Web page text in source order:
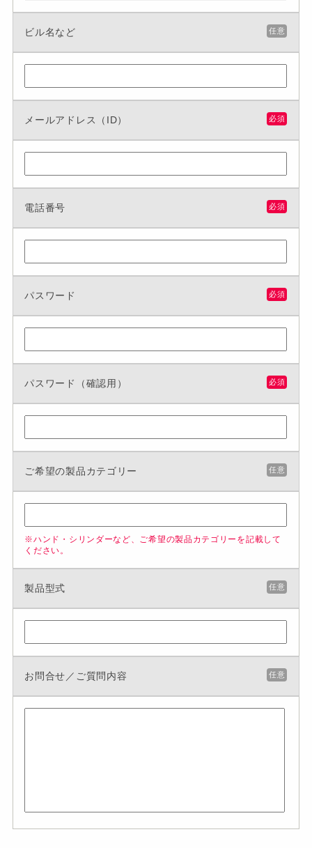
ビル名など 任意
メールアドレス（ID） 必須
電話番号 必須
パスワード 必須
パスワード（確認用） 必須
ご希望の製品カテゴリー 任意
※ハンド・シリンダーなど、ご希望の製品カテゴリーを記載して
ください。
製品型式 任意
お問合せ／ご質問内容 任意